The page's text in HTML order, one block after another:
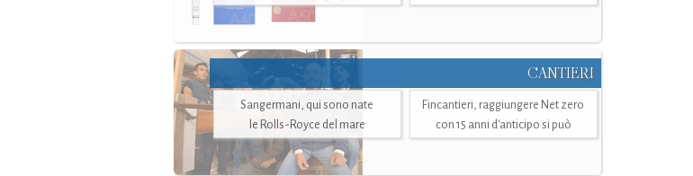
CANTIERI
Sangermani, qui sono nate
le Rolls-Royce del mare
Fincantieri, raggiungere Net zero
con 15 anni d'anticipo si può